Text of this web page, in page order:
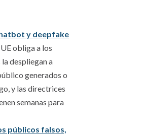
y deepfake
obliga a los
despliegan a
generados o
y las directrices
semanas para
públicos falsos,